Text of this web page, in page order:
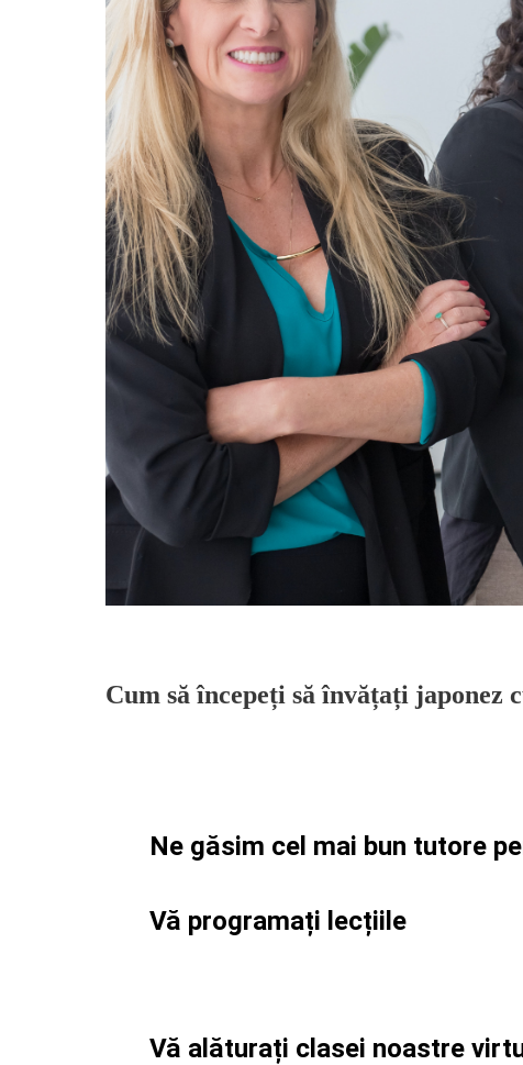
Cum să începeți să învățați japonez
Ne găsim cel mai bun tutore
Vă programați lecțiile
Vă alăturați clasei noastre